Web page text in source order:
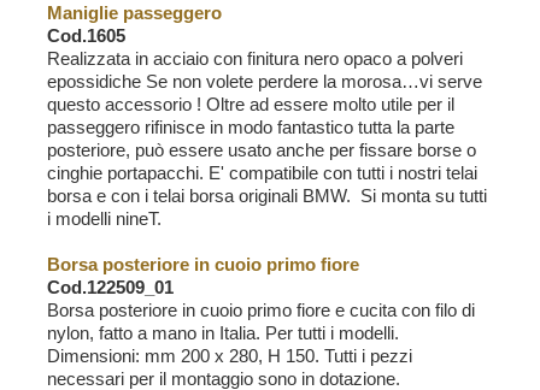
Maniglie passeggero
Cod.1605
Realizzata in acciaio con finitura nero opaco a polveri
epossidiche Se non volete perdere la morosa…vi serve
questo accessorio ! Oltre ad essere molto utile per il
passeggero rifinisce in modo fantastico tutta la parte
posteriore, può essere usato anche per fissare borse o
cinghie portapacchi. E' compatibile con tutti i nostri telai
borsa e con i telai borsa originali BMW. Si monta su tutti
i modelli nineT.
Borsa posteriore in cuoio primo fiore
Cod.122509_01
Borsa posteriore in cuoio primo fiore e cucita con filo di
nylon, fatto a mano in Italia. Per tutti i modelli.
Dimensioni: mm 200 x 280, H 150. Tutti i pezzi
necessari per il montaggio sono in dotazione.